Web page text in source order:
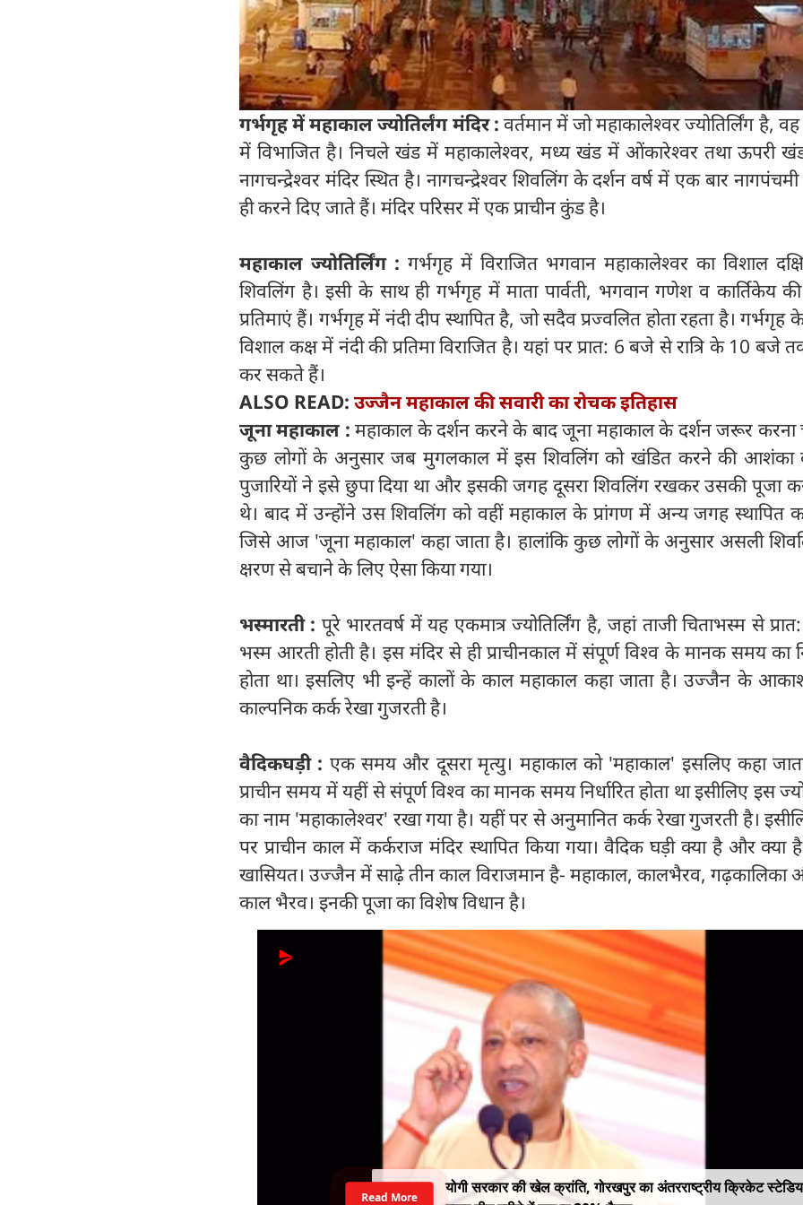
गर्भगृह में महाकाल ज्योतिर्लंग मंदिर : वर्तमान में जो महाकालेश्वर ज्योतिर्लिंग है,
में विभाजित है। निचले खंड में महाकालेश्वर, मध्य खंड में ओंकारेश्वर तथा ऊपरी
नागचन्द्रेश्वर मंदिर स्थित है। नागचन्द्रेश्वर शिवलिंग के दर्शन वर्ष में एक बार
ही करने दिए जाते हैं। मंदिर परिसर में एक प्राचीन कुंड है।
महाकाल ज्योतिर्लिंग : गर्भगृह में विराजित भगवान महाकालेश्वर का विशाल
शिवलिंग है। इसी के साथ ही गर्भगृह में माता पार्वती, भगवान गणेश व कार्तिकेय
प्रतिमाएं हैं। गर्भगृह में नंदी दीप स्थापित है, जो सदैव प्रज्वलित होता रहता है। गर्भगृह
विशाल कक्ष में नंदी की प्रतिमा विराजित है। यहां पर प्रात: 6 बजे से रात्रि के 10 बजे
कर सकते हैं।
ALSO READ: उज्जैन महाकाल की सवारी का रोचक इतिहास
जूना महाकाल :महाकाल के दर्शन करने के बाद जूना महाकाल के दर्शन जरूर करना
कुछ लोगों के अनुसार जब मुगलकाल में इस शिवलिंग को खंडित करने की आशंका
पुजारियों ने इसे छुपा दिया था और इसकी जगह दूसरा शिवलिंग रखकर उसकी पूजा
थे। बाद में उन्होंने उस शिवलिंग को वहीं महाकाल के प्रांगण में अन्य जगह स्थापित
जिसे आज 'जूना महाकाल' कहा जाता है। हालांकि कुछ लोगों के अनुसार असली
क्षरण से बचाने के लिए ऐसा किया गया।
भस्मारती : पूरे भारतवर्ष में यह एकमात्र ज्योतिर्लिंग है, जहां ताजी चिताभस्म से
भस्म आरती होती है। इस मंदिर से ही प्राचीनकाल में संपूर्ण विश्व के मानक समय का
होता था। इसलिए भी इन्हें कालों के काल महाकाल कहा जाता है। उज्जैन के
काल्पनिक कर्क रेखा गुजरती है।
वैदिकघड़ी : एक समय और दूसरा मृत्यु। महाकाल को 'महाकाल' इसलिए कहा
प्राचीन समय में यहीं से संपूर्ण विश्व का मानक समय निर्धारित होता था इसीलिए इस
का नाम 'महाकालेश्वर' रखा गया है। यहीं पर से अनुमानित कर्क रेखा गुजरती है।
पर प्राचीन काल में कर्कराज मंदिर स्थापित किया गया। वैदिक घड़ी क्या है और क्या
खासियत। उज्जैन में साढ़े तीन काल विराजमान है- महाकाल, कालभैरव, गढ़कालिका
काल भैरव। इनकी पूजा का विशेष विधान है।
योगी सरकार की खेल क्रांति, गोरखपुर का अंतरराष्ट्रीय क्रिकेट
Read More